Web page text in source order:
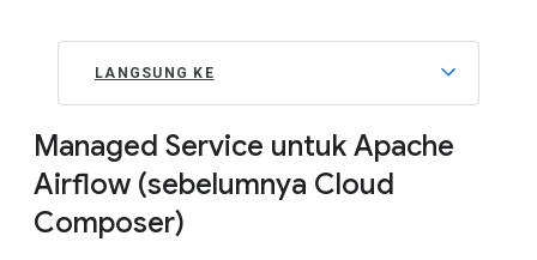
LANGSUNG KE
Managed Service untuk Apache
Airflow (sebelumnya Cloud
Composer)